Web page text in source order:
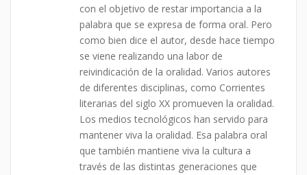
con el objetivo de restar importancia a la
palabra que se expresa de forma oral. Pero
como bien dice el autor, desde hace tiempo
se viene realizando una labor de
reivindicación de la oralidad. Varios autores
de diferentes disciplinas, como Corrientes
literarias del siglo XX promueven la oralidad.
Los medios tecnológicos han servido para
mantener viva la oralidad. Esa palabra oral
que también mantiene viva la cultura a
través de las distintas generaciones que